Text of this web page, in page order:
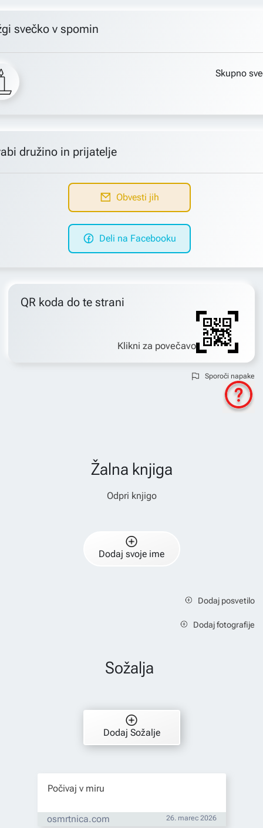
svečko v spomin
Skupno
družino in prijatelje
Obvesti jih
Deli na Facebooku
QR koda do te strani
Klikni za povečavo
Sporoči napake
Žalna knjiga
Odpri knjigo
Dodaj svoje ime
Dodaj posvetilo
Dodaj fotografije
Sožalja
Dodaj Sožalje
Počivaj v miru
osmrtnica.com 26. marec 2026